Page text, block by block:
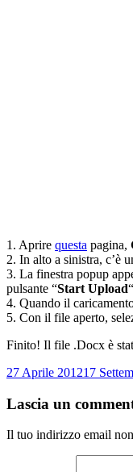
1. Aprire questa pagina,
2. In alto a sinistra, c’è
3. La finestra popup
pulsante “Start Upload
4. Quando il
5. Con il file aperto,
Finito! Il file .Docx è
Scritto
27 Aprile 201217
Lascia un
Il tuo indirizzo email